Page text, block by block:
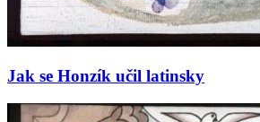
Jak se Honzík učil latinsky